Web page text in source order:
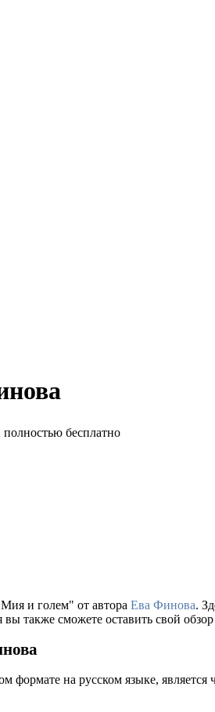
и голем" от автора Ева Финова.
также сможете оставить свой
формате на русском языке, является